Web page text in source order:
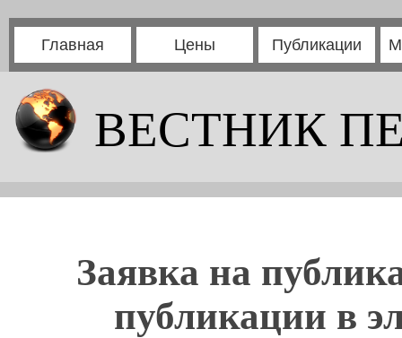
Главная Цены Публикации
ВЕСТНИК
Заявка на
публикации в